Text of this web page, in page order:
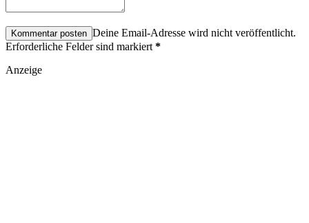
Deine Email-Adresse wird nicht veröffentlicht.
Erforderliche Felder sind markiert *
Anzeige